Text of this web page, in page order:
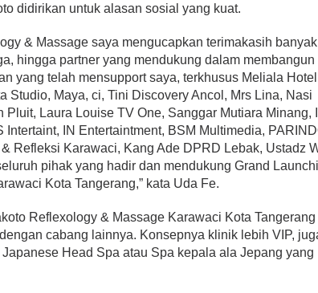
didirikan untuk alasan sosial yang kuat.
& Massage saya mengucapkan terimakasih
hingga partner yang mendukung dalam
yang telah mensupport saya, terkhusus Meliala
Studio, Maya, ci, Tini Discovery Ancol, Mrs Lina, Nasi
Pluit, Laura Louise TV One, Sanggar Mutiara Minang,
Intertaint, IN Entertaintment, BSM Multimedia,
Refleksi Karawaci, Kang Ade DPRD Lebak, Ustadz
pihak yang hadir dan mendukung Grand
Kota Tangerang,” kata Uda Fe.
Reflexology & Massage Karawaci Kota
cabang lainnya. Konsepnya klinik lebih VIP,
Head Spa atau Spa kepala ala Jepang yang